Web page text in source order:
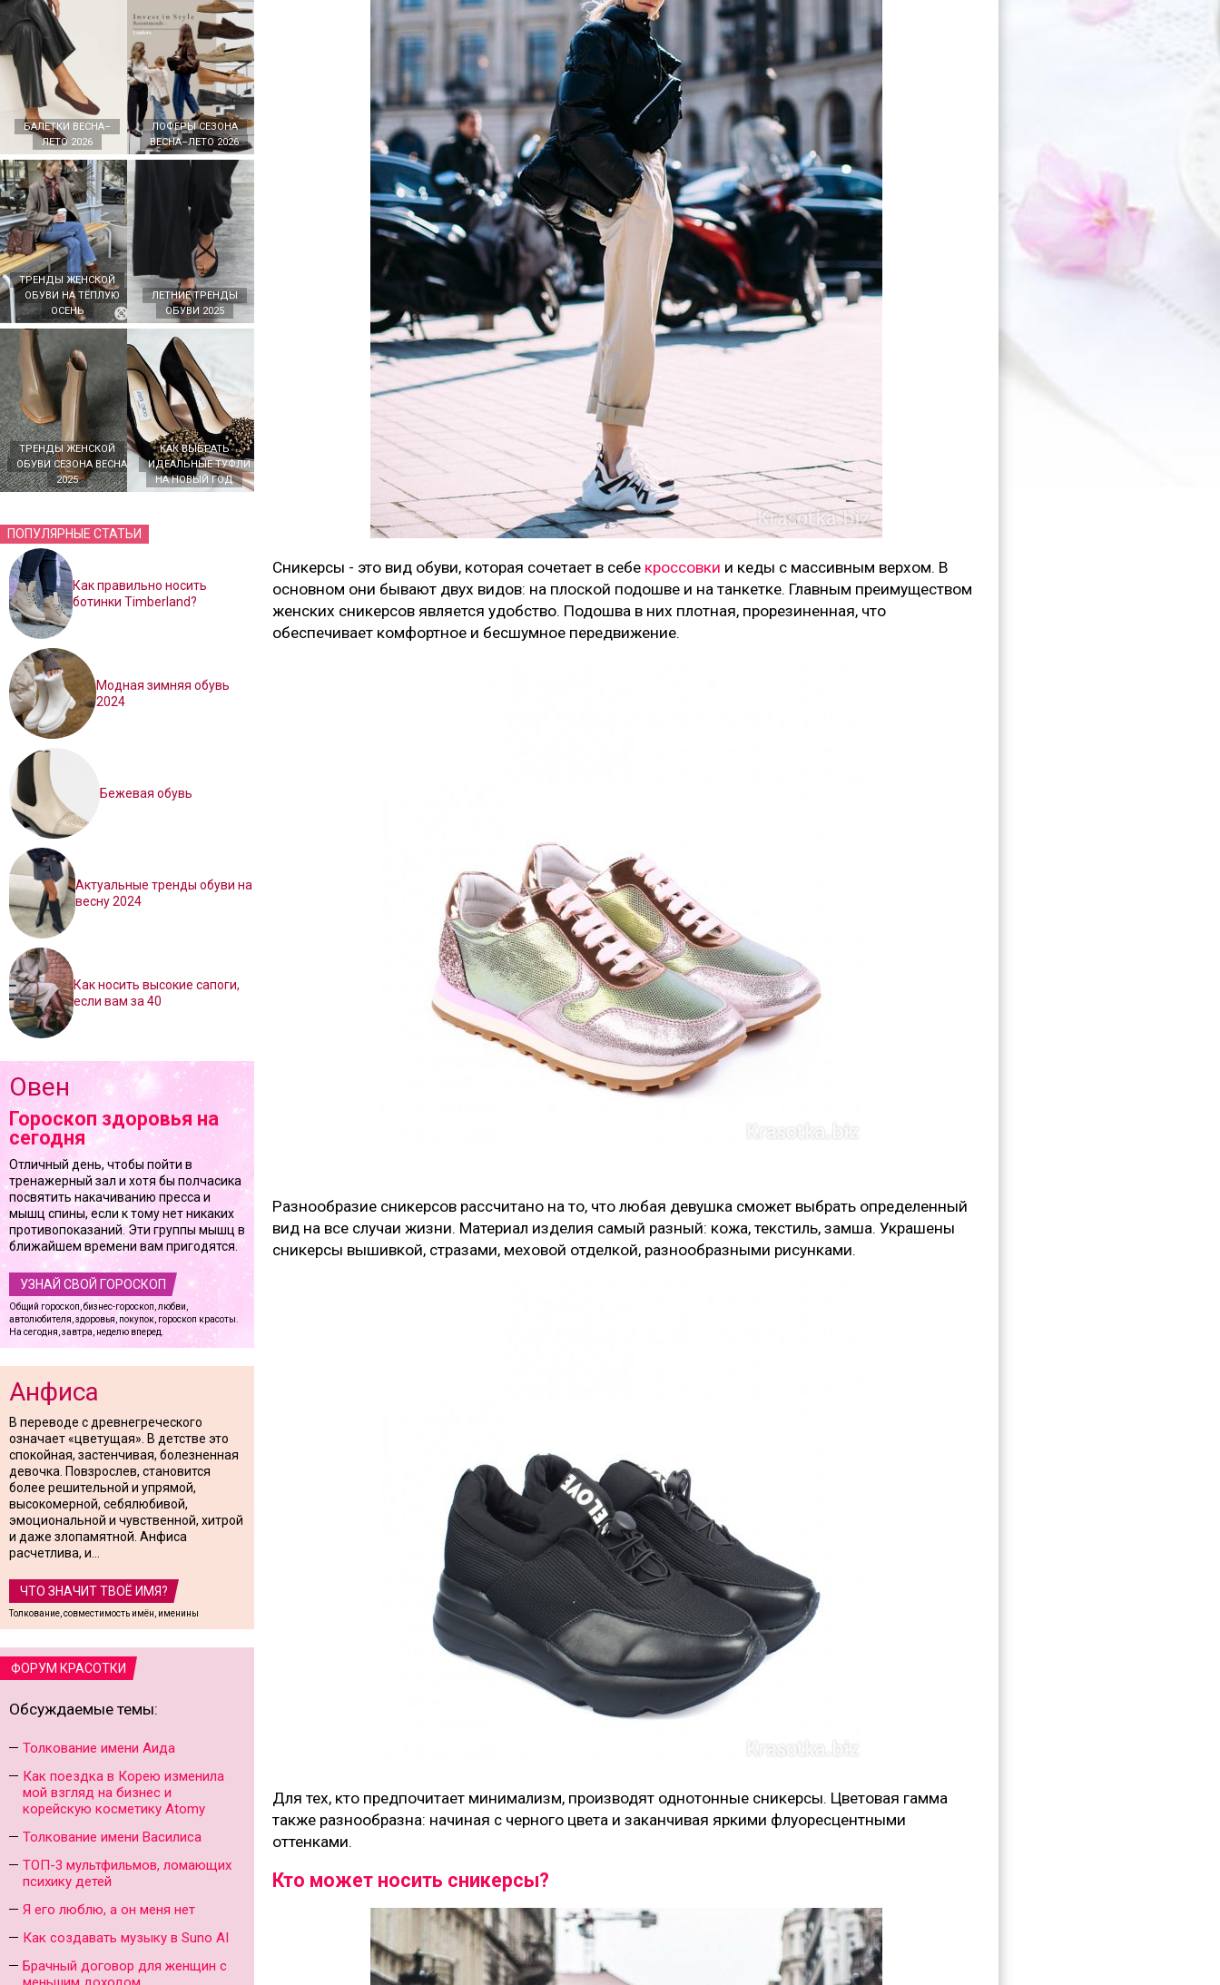
БАЛЕТКИ ВЕСНА–
ЛЕТО 2026
ЛОФЕРЫ СЕЗОНА
ВЕСНА–ЛЕТО 2026
ТРЕНДЫ ЖЕНСКОЙ
ОБУВИ НА ТЁПЛУЮ
ОСЕНЬ
ЛЕТНИЕ ТРЕНДЫ
ОБУВИ 2025
ТРЕНДЫ ЖЕНСКОЙ
ОБУВИ СЕЗОНА ВЕСНА
2025
КАК ВЫБРАТЬ
ИДЕАЛЬНЫЕ ТУФЛИ
НА НОВЫЙ ГОД
ПОПУЛЯРНЫЕ СТАТЬИ
Как правильно носить
ботинки Timberland?
Модная зимняя обувь
2024
Бежевая обувь
Актуальные тренды обуви на
весну 2024
Как носить высокие сапоги,
если вам за 40
Овен
Гороскоп здоровья на
сегодня
Отличный день, чтобы пойти в
тренажерный зал и хотя бы полчасика
посвятить накачиванию пресса и
мышц спины, если к тому нет никаких
противопоказаний. Эти группы мышц в
ближайшем времени вам пригодятся.
УЗНАЙ СВОЙ ГОРОСКОП
Общий гороскоп, бизнес-гороскоп, любви,
автолюбителя, здоровья, покупок, гороскоп красоты.
На сегодня, завтра, неделю вперед.
Анфиса
В переводе с древнегреческого
означает «цветущая». В детстве это
спокойная, застенчивая, болезненная
девочка. Повзрослев, становится
более решительной и упрямой,
высокомерной, себялюбивой,
эмоциональной и чувственной, хитрой
и даже злопамятной. Анфиса
расчетлива, и...
ЧТО ЗНАЧИТ ТВОЁ ИМЯ?
Толкование, совместимость имён, именины
ФОРУМ КРАСОТКИ
Обсуждаемые темы:
Толкование имени Аида
Как поездка в Корею изменила
мой взгляд на бизнес и
корейскую косметику Atomy
Толкование имени Василиса
ТОП-3 мультфильмов, ломающих
психику детей
Я его люблю, а он меня нет
Как создавать музыку в Suno AI
Брачный договор для женщин с
Сникерсы - это вид обуви, которая сочетает в себе кроссовки и кеды с массивным верхом. В
основном они бывают двух видов: на плоской подошве и на танкетке. Главным преимуществом
женских сникерсов является удобство. Подошва в них плотная, прорезиненная, что
обеспечивает комфортное и бесшумное передвижение.
Разнообразие сникерсов рассчитано на то, что любая девушка сможет выбрать определенный
вид на все случаи жизни. Материал изделия самый разный: кожа, текстиль, замша. Украшены
сникерсы вышивкой, стразами, меховой отделкой, разнообразными рисунками.
Для тех, кто предпочитает минимализм, производят однотонные сникерсы. Цветовая гамма
также разнообразна: начиная с черного цвета и заканчивая яркими флуоресцентными
оттенками.
Кто может носить сникерсы?